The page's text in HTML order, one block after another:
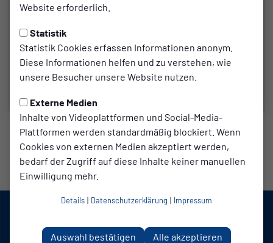
Website erforderlich.
Statistik
Statistik Cookies erfassen Informationen anonym.
Diese Informationen helfen und zu verstehen, wie
unsere Besucher unsere Website nutzen.
Externe Medien
Inhalte von Videoplattformen und Social-Media-
Plattformen werden standardmäßig blockiert. Wenn
Cookies von externen Medien akzeptiert werden,
bedarf der Zugriff auf diese Inhalte keiner manuellen
Einwilligung mehr.
Details | Datenschutzerklärung | Impressum
Auswahl bestätigen Alle akzeptieren
Trainer
Mannfred
Jansen
Trainer
Ralf